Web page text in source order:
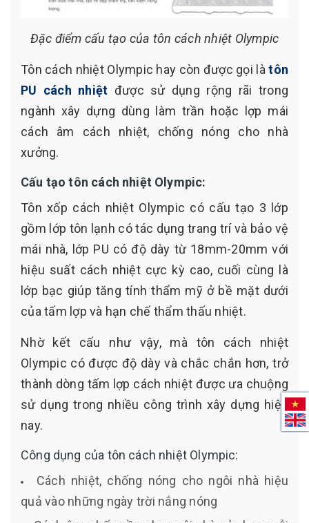
Đặc điểm cấu tạo của tôn cách nhiệt Olympic
Tôn cách nhiệt Olympic hay còn được gọi làtôn
PU cách nhiệt được sử dụng rộng rãi trong
ngành xây dựng dùng làm trần hoặc lợp mái
cách âm cách nhiệt, chống nóng cho nhà
xưởng.
Cấu tạo tôn cách nhiệt Olympic:
Tôn xốp cách nhiệt Olympic có cấu tạo 3 lớp
gồm lớp tôn lạnh có tác dụng trang trí và bảo vệ
mái nhà, lớp PU có độ dày từ 18mm-20mm với
hiệu suất cách nhiệt cực kỳ cao, cuối cùng là
lớp bạc giúp tăng tính thẩm mỹ ở bề mặt dưới
của tấm lợp và hạn chế thẩm thấu nhiệt.
Nhờ kết cấu như vậy, mà tôn cách nhiệt
Olympic có được độ dày và chắc chắn hơn, trở
thành dòng tấm lợp cách nhiệt được ưa chuộng
sử dụng trong nhiều công trình xây dựng hiện
nay.
Công dụng của tôn cách nhiệt Olympic:
Cách nhiệt, chống nóng cho ngôi nhà hiệu
quả vào những ngày trời nắng nóng